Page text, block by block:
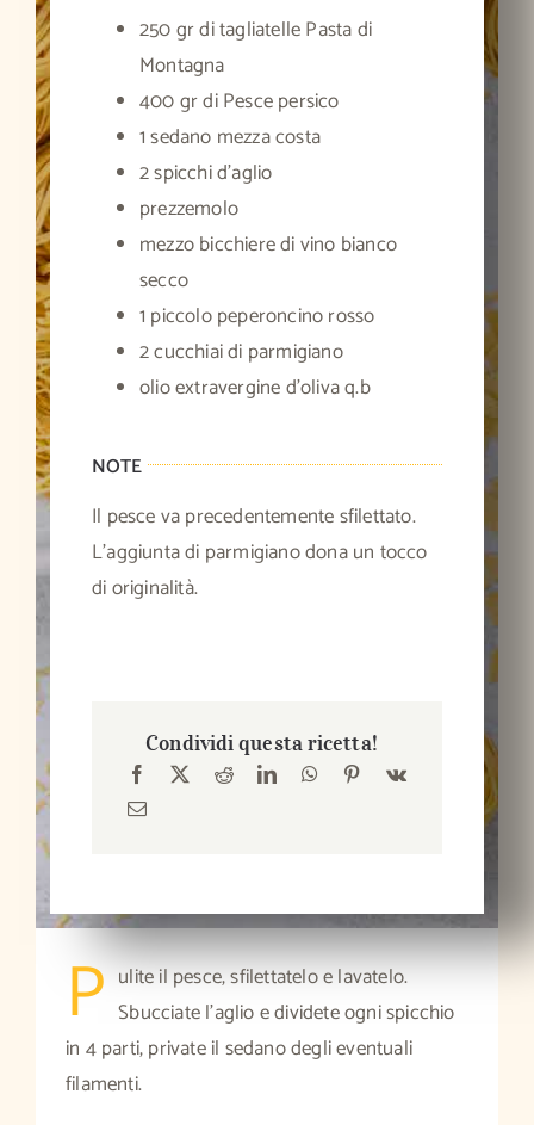
250 gr di tagliatelle Pasta di
Montagna
400 gr di Pesce persico
1 sedano mezza costa
2 spicchi d’aglio
prezzemolo
mezzo bicchiere di vino bianco
secco
1 piccolo peperoncino rosso
2 cucchiai di parmigiano
olio extravergine d’oliva q.b
NOTE
Il pesce va precedentemente sfilettato.
L’aggiunta di parmigiano dona un tocco
di originalità.
Condividi questa ricetta!
P ulite il pesce, sfilettatelo e lavatelo.
Sbucciate l’aglio e dividete ogni spicchio
in 4 parti, private il sedano degli eventuali
filamenti.